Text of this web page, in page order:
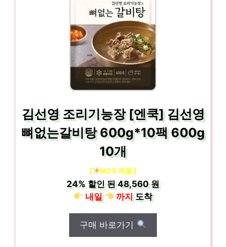
김선영 조리기능장 [엔쿡] 김선영
뼈없는갈비탕 600g*10팩 600g
10개
[ NO.5 제품 ]
24% 할인 된48,560 원
내일
까지도착
구매 바로가기